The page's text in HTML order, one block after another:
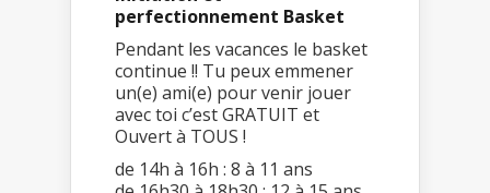
perfectionnement Basket
Pendant les vacances le basket
continue !! Tu peux emmener
un(e) ami(e) pour venir jouer
avec toi c’est GRATUIT et
Ouvert à TOUS !
de 14h à 16h : 8 à 11 ans